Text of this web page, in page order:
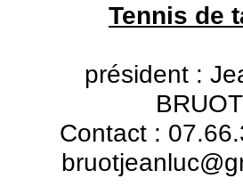
Tennis de
président :
BRUOT
Contact :